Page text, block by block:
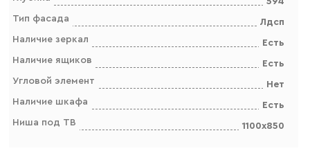
Тип фасада
Лдсп
Наличие зеркал
Есть
Наличие ящиков
Есть
Угловой элемент
Нет
Наличие шкафа
Есть
Ниша под ТВ
1100х850